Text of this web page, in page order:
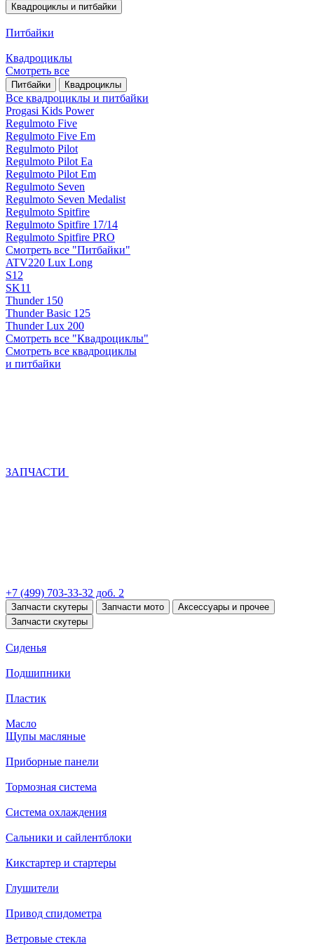
Квадроциклы и питбайки
Питбайки
Квадроциклы
Смотреть все
Питбайки Квадроциклы
Все квадроциклы и питбайки
Progasi Kids Power
Regulmoto Five
Regulmoto Five Em
Regulmoto Pilot
Regulmoto Pilot Ea
Regulmoto Pilot Em
Regulmoto Seven
Regulmoto Seven Medalist
Regulmoto Spitfire
Regulmoto Spitfire 17/14
Regulmoto Spitfire PRO
Смотреть все "Питбайки"
ATV220 Lux Long
S12
SK11
Thunder 150
Thunder Basic 125
Thunder Lux 200
Смотреть все "Квадроциклы"
Смотреть все квадроциклы
и питбайки
ЗАПЧАСТИ
+7 (499) 703-33-32 доб. 2
Запчасти скутеры Запчасти мото
Аксессуары и прочее
Запчасти скутеры
Сиденья
Подшипники
Пластик
Масло
Щупы масляные
Приборные панели
Тормозная система
Система охлаждения
Сальники и сайлентблоки
Кикстартер и стартеры
Глушители
Привод спидометра
Ветровые стекла